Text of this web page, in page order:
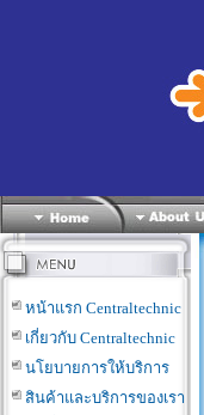
หน้าแรก Centraltechnic
เกี่ยวกับ Centraltechnic
นโยบายการให้บริการ
สินค้าและบริการของเรา